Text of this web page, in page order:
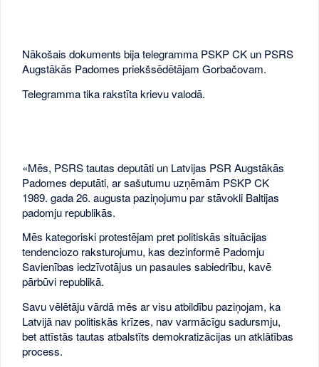
Nākošais dokuments bija telegramma PSKP CK un PSRS
Augstākās Padomes priekšsēdētājam Gorbačovam.
Telegramma tika rakstīta krievu valodā.
«Mēs, PSRS tautas deputāti un Latvijas PSR Augstākās
Padomes deputāti, ar sašutumu uzņēmām PSKP CK
1989. gada 26. augusta paziņojumu par stāvokli Baltijas
padomju republikās.
Mēs kategoriski protestējam pret politiskās situācijas
tendenciozo raksturojumu, kas dezinformē Padomju
Savienības iedzīvotājus un pasaules sabiedrību, kavē
pārbūvi republikā.
Savu vēlētāju vārdā mēs ar visu atbildību paziņojam, ka
Latvijā nav politiskās krīzes, nav varmācīgu sadursmju,
bet attīstās tautas atbalstīts demokratizācijas un atklātības
process.